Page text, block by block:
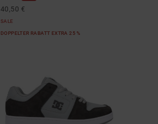
40,50 €
SALE
DOPPELTER RABATT EXTRA 25 %